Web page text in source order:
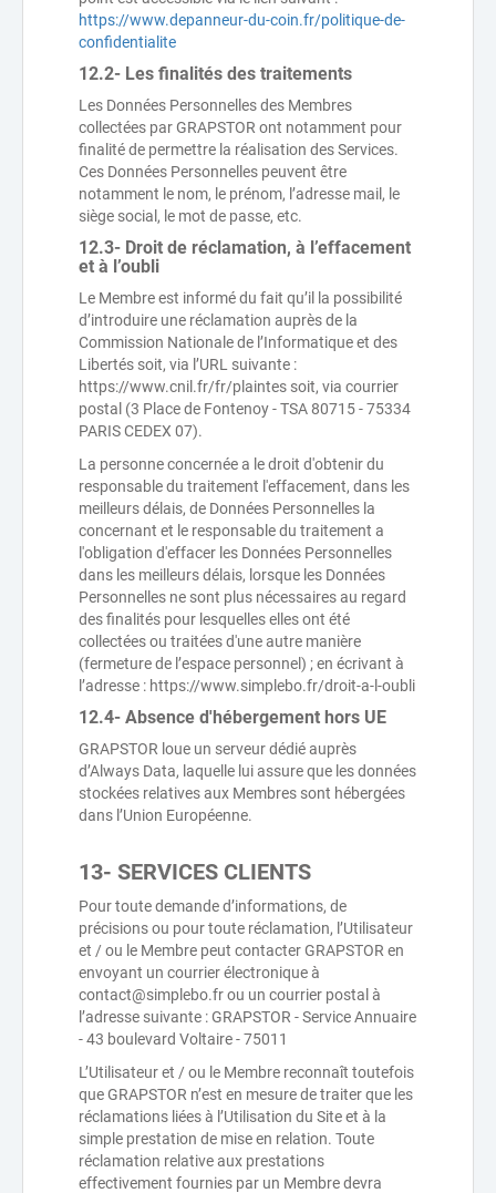
https://www.depanneur-du-coin.fr/politique-de-
confidentialite
12.2- Les finalités des traitements
Les Données Personnelles des Membres
collectées par GRAPSTOR ont notamment pour
finalité de permettre la réalisation des Services.
Ces Données Personnelles peuvent être
notamment le nom, le prénom, l’adresse mail, le
siège social, le mot de passe, etc.
12.3- Droit de réclamation, à l’effacement
et à l’oubli
Le Membre est informé du fait qu’il la possibilité
d’introduire une réclamation auprès de la
Commission Nationale de l’Informatique et des
Libertés soit, via l’URL suivante :
https://www.cnil.fr/fr/plaintes soit, via courrier
postal (3 Place de Fontenoy - TSA 80715 - 75334
PARIS CEDEX 07).
La personne concernée a le droit d'obtenir du
responsable du traitement l'effacement, dans les
meilleurs délais, de Données Personnelles la
concernant et le responsable du traitement a
l'obligation d'effacer les Données Personnelles
dans les meilleurs délais, lorsque les Données
Personnelles ne sont plus nécessaires au regard
des finalités pour lesquelles elles ont été
collectées ou traitées d'une autre manière
(fermeture de l’espace personnel) ; en écrivant à
l’adresse : https://www.simplebo.fr/droit-a-l-oubli
12.4- Absence d'hébergement hors UE
GRAPSTOR loue un serveur dédié auprès
d’Always Data, laquelle lui assure que les données
stockées relatives aux Membres sont hébergées
dans l’Union Européenne.
13- SERVICES CLIENTS
Pour toute demande d’informations, de
précisions ou pour toute réclamation, l’Utilisateur
et / ou le Membre peut contacter GRAPSTOR en
envoyant un courrier électronique à
contact@simplebo.fr ou un courrier postal à
l’adresse suivante : GRAPSTOR - Service Annuaire
- 43 boulevard Voltaire - 75011
L’Utilisateur et / ou le Membre reconnaît toutefois
que GRAPSTOR n’est en mesure de traiter que les
réclamations liées à l’Utilisation du Site et à la
simple prestation de mise en relation. Toute
réclamation relative aux prestations
effectivement fournies par un Membre devra